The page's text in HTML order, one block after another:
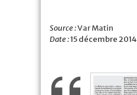
Source :Var Matin
Date :15 décembre 2014